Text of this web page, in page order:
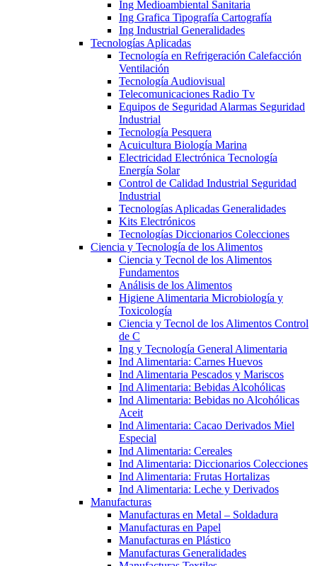
Ing Medioambiental Sanitaria
Ing Grafica Tipografía Cartografía
Ing Industrial Generalidades
Tecnologías Aplicadas
Tecnología en Refrigeración Calefacción
Ventilación
Tecnología Audiovisual
Telecomunicaciones Radio Tv
Equipos de Seguridad Alarmas Seguridad
Industrial
Tecnología Pesquera
Acuicultura Biología Marina
Electricidad Electrónica Tecnología
Energía Solar
Control de Calidad Industrial Seguridad
Industrial
Tecnologías Aplicadas Generalidades
Kits Electrónicos
Tecnologías Diccionarios Colecciones
Ciencia y Tecnología de los Alimentos
Ciencia y Tecnol de los Alimentos
Fundamentos
Análisis de los Alimentos
Higiene Alimentaria Microbiología y
Toxicología
Ciencia y Tecnol de los Alimentos Control
de C
Ing y Tecnología General Alimentaria
Ind Alimentaria: Carnes Huevos
Ind Alimentaria Pescados y Mariscos
Ind Alimentaria: Bebidas Alcohólicas
Ind Alimentaria: Bebidas no Alcohólicas
Aceit
Ind Alimentaria: Cacao Derivados Miel
Especial
Ind Alimentaria: Cereales
Ind Alimentaria: Diccionarios Colecciones
Ind Alimentaria: Frutas Hortalizas
Ind Alimentaria: Leche y Derivados
Manufacturas
Manufacturas en Metal – Soldadura
Manufacturas en Papel
Manufacturas en Plástico
Manufacturas Generalidades